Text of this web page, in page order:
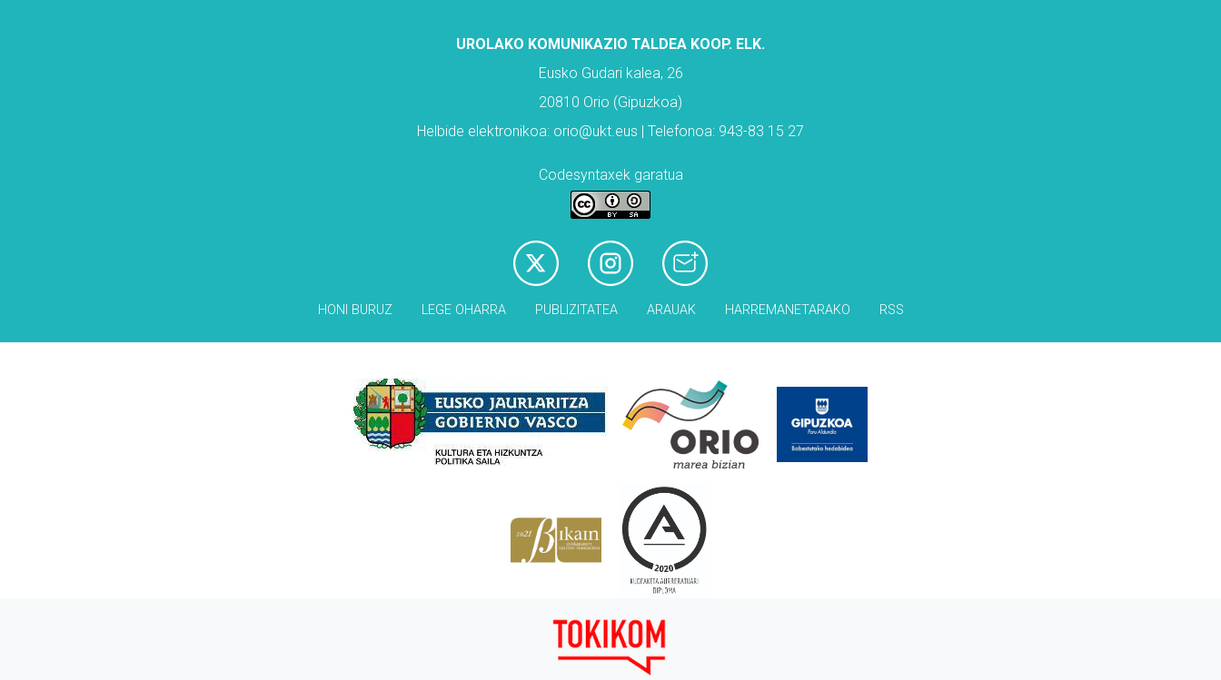
UROLAKO KOMUNIKAZIO TALDEA KOOP. ELK.
Eusko Gudari kalea, 26
20810 Orio (Gipuzkoa)
Helbide elektronikoa: orio@ukt.eus | Telefonoa: 943-83 15 27
Codesyntaxek garatua
HONI BURUZ LEGE OHARRA PUBLIZITATEA ARAUAK HARREMANETARAKO RSS